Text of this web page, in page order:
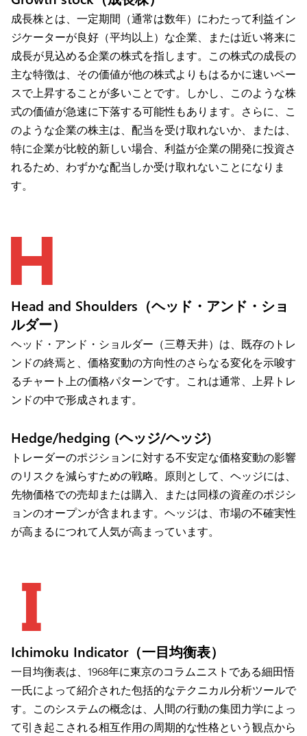
成長株とは、一定期間（通常は数年）にわたって利益イン
ジケーターが良好（平均以上）な企業、または近い将来に
成長が見込める企業の株式を指します。この株式の成長の
主な特徴は、その価値が他の株式よりもはるかに速いペー
スで上昇することが多いことです。しかし、このような株
式の価値が急速に下落する可能性もあります。さらに、こ
のような企業の株主は、配当を受け取れないか、または、
特に企業が比較的新しい場合、利益が企業の開発に投資さ
れるため、わずかな配当しか受け取れないことになりま
す。
H
Head and Shoulders（ヘッド・アンド・ショ
ルダー）
ヘッド・アンド・ショルダー（三尊天井）は、既存のトレ
ンドの終焉と、価格変動の方向性のさらなる変化を示唆す
るチャート上の価格パターンです。これは通常、上昇トレ
ンドの中で形成されます。
Hedge/hedging (ヘッジ/ヘッジ)
トレーダーのポジションに対する不安定な価格変動の影響
のリスクを減らすための戦略。原則として、ヘッジには、
先物価格での売却または購入、または同様の資産のポジシ
ョンのオープンが含まれます。ヘッジは、市場の不確実性
が高まるにつれて人気が高まっています。
I
Ichimoku Indicator（一目均衡表）
一目均衡表は、1968年に東京のコラムニストである細田悟
一氏によって紹介された包括的なテクニカル分析ツールで
す。このシステムの概念は、人間の行動の集団力学によっ
て引き起こされる相互作用の周期的な性格という観点から